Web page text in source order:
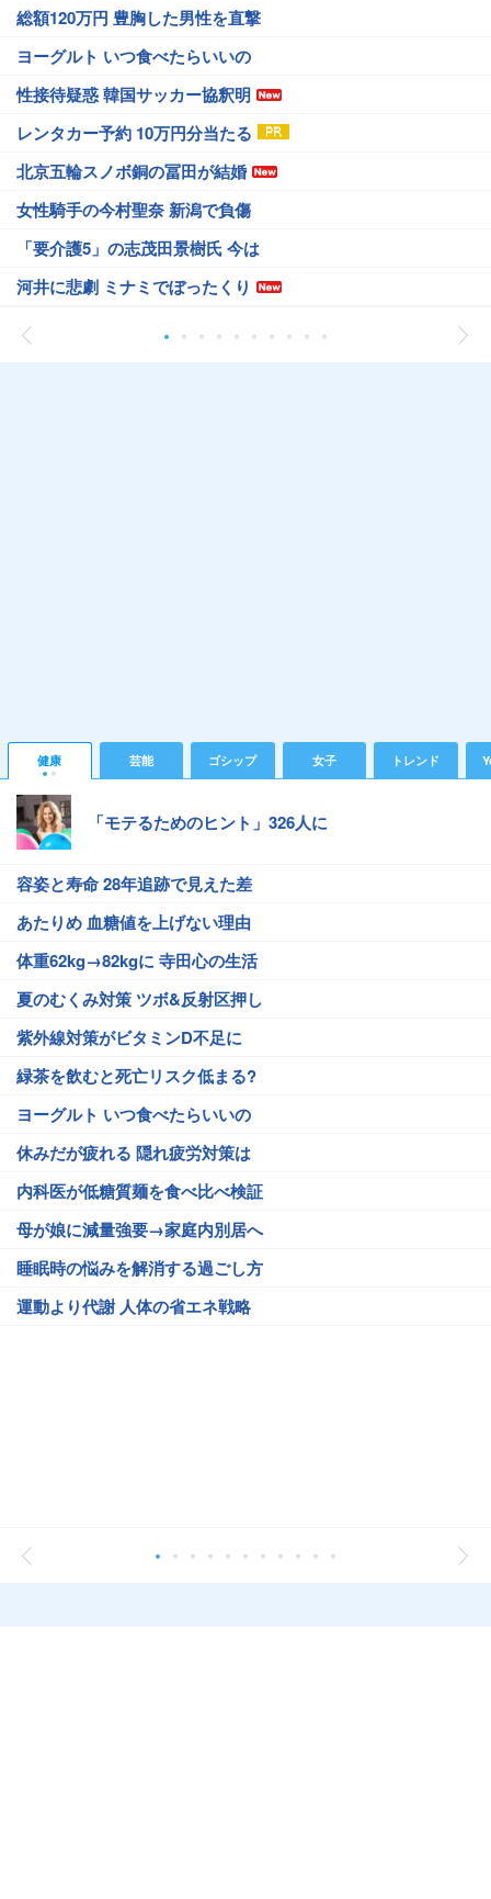
総額120万円 豊胸した男性を直撃
ヨーグルト いつ食べたらいいの
性接待疑惑 韓国サッカー協釈明
レンタカー予約 10万円分当たる
北京五輪スノボ銅の冨田が結婚
女性騎手の今村聖奈 新潟で負傷
「要介護5」の志茂田景樹氏 今は
河井に悲劇 ミナミでぼったくり
健康 芸能 ゴシップ 女子 トレンド
「モテるためのヒント」326人に
容姿と寿命 28年追跡で見えた差
あたりめ 血糖値を上げない理由
体重62kg→82kgに 寺田心の生活
夏のむくみ対策 ツボ&反射区押し
紫外線対策がビタミンD不足に
緑茶を飲むと死亡リスク低まる?
ヨーグルト いつ食べたらいいの
休みだが疲れる 隠れ疲労対策は
内科医が低糖質麺を食べ比べ検証
母が娘に減量強要→家庭内別居へ
睡眠時の悩みを解消する過ごし方
運動より代謝 人体の省エネ戦略